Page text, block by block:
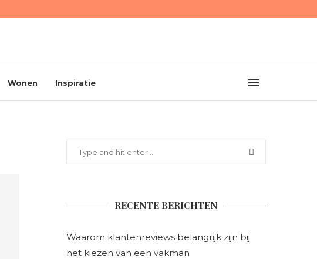
Wonen Inspiratie
RECENTE BERICHTEN
Waarom klantenreviews belangrijk zijn bij
het kiezen van een vakman